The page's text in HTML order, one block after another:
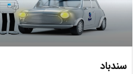
حمل و نقل
63 استارتاپ
سندباد